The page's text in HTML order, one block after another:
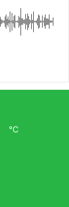
℃